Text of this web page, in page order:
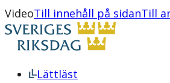
VideoTill innehåll på sidanTill
Lättläst